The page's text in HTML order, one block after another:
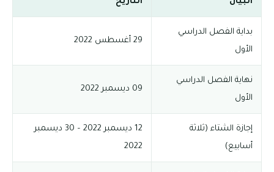
بداية الفصل الدراسي
الأول
29 أغسطس 2022
نهاية الفصل الدراسي
الأول
09 ديسمبر 2022
إجازة الشتاء (ثلاثة
أسابيع)
12 ديسمبر 2022 – 30 ديسمبر
2022